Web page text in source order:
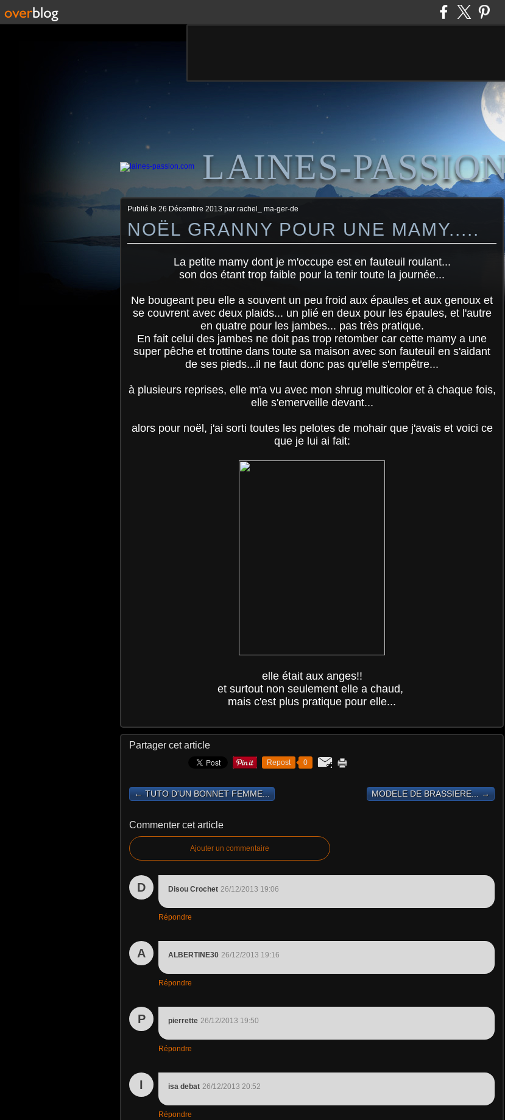
LAINES-
Publié le 26 Décembre 2013 par rachel_ ma-ger-de
NOËL GRANNY POUR UNE MAMY.....
La petite mamy dont je m'occupe est en fauteuil roulant...
son dos étant trop faible pour la tenir toute la journée...
Ne bougeant peu elle a souvent un peu froid aux épaules et aux genoux et
se couvrent avec deux plaids... un plié en deux pour les épaules, et l'autre
en quatre pour les jambes... pas très pratique.
En fait celui des jambes ne doit pas trop retomber car cette mamy a une
super pêche et trottine dans toute sa maison avec son fauteuil en s'aidant
de ses pieds...il ne faut donc pas qu'elle s'empêtre...
à plusieurs reprises, elle m'a vu avec mon shrug multicolor et à chaque fois,
elle s'emerveille devant...
alors pour noël, j'ai sorti toutes les pelotes de mohair que j'avais et voici ce
que je lui ai fait:
elle était aux anges!!
et surtout non seulement elle a chaud,
mais c'est plus pratique pour elle...
Partager cet article
Repost 0
← TUTO D'UN BONNET FEMME... MODELE DE BRASSIERE... →
Commenter cet article
Ajouter un commentaire
D Disou Crochet 26/12/2013 19:06
Répondre
A ALBERTINE30 26/12/2013 19:16
Répondre
P pierrette 26/12/2013 19:50
Répondre
I isa debat 26/12/2013 20:52
Répondre